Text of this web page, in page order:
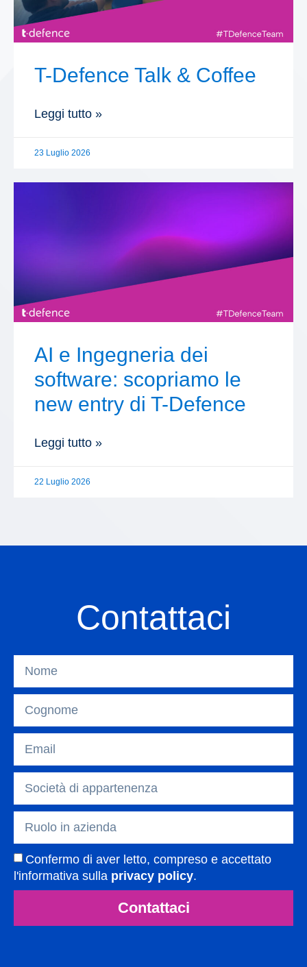
T-Defence Talk & Coffee
Leggi tutto »
23 Luglio 2026
AI e Ingegneria dei
software: scopriamo le
new entry di T-Defence
Leggi tutto »
22 Luglio 2026
Contattaci
Confermo di aver letto, compreso e accettato
l'informativa sulla privacy policy.
Contattaci